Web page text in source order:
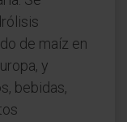
de maíz en
y
bebidas,